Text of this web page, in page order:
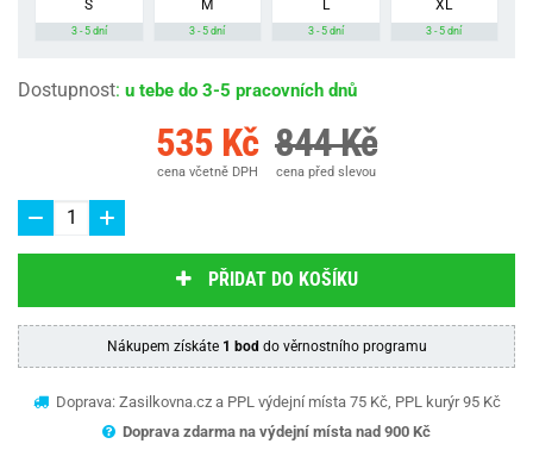
S
3 - 5 dní
M
3 - 5 dní
L
3 - 5 dní
XL
3 - 5 dní
Dostupnost: u tebe do 3-5 pracovních dnů
535 Kč
cena včetně DPH
844 Kč
cena před slevou
PŘIDAT DO KOŠÍKU
Nákupem získáte 1 bod do věrnostního programu
Doprava: Zasilkovna.cz a PPL výdejní místa 75 Kč, PPL kurýr 95 Kč
Doprava zdarma na výdejní místa nad 900 Kč